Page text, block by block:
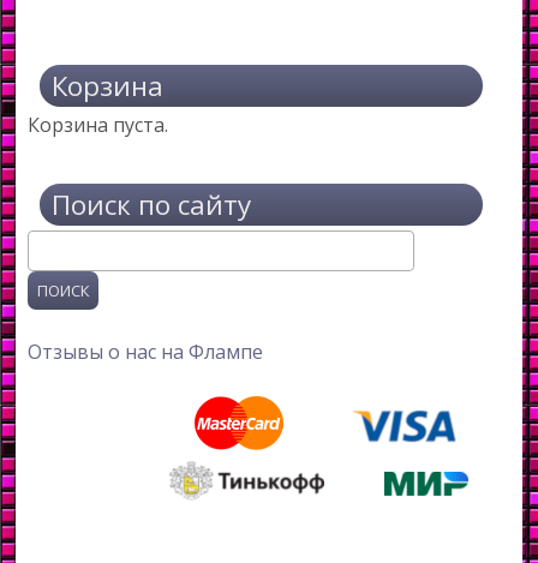
Корзина
Корзина пуста.
Поиск по сайту
Отзывы о нас на Флампе